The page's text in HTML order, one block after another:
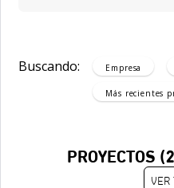
Buscando: Empresa
Más recientes
PROYECTOS (
VER